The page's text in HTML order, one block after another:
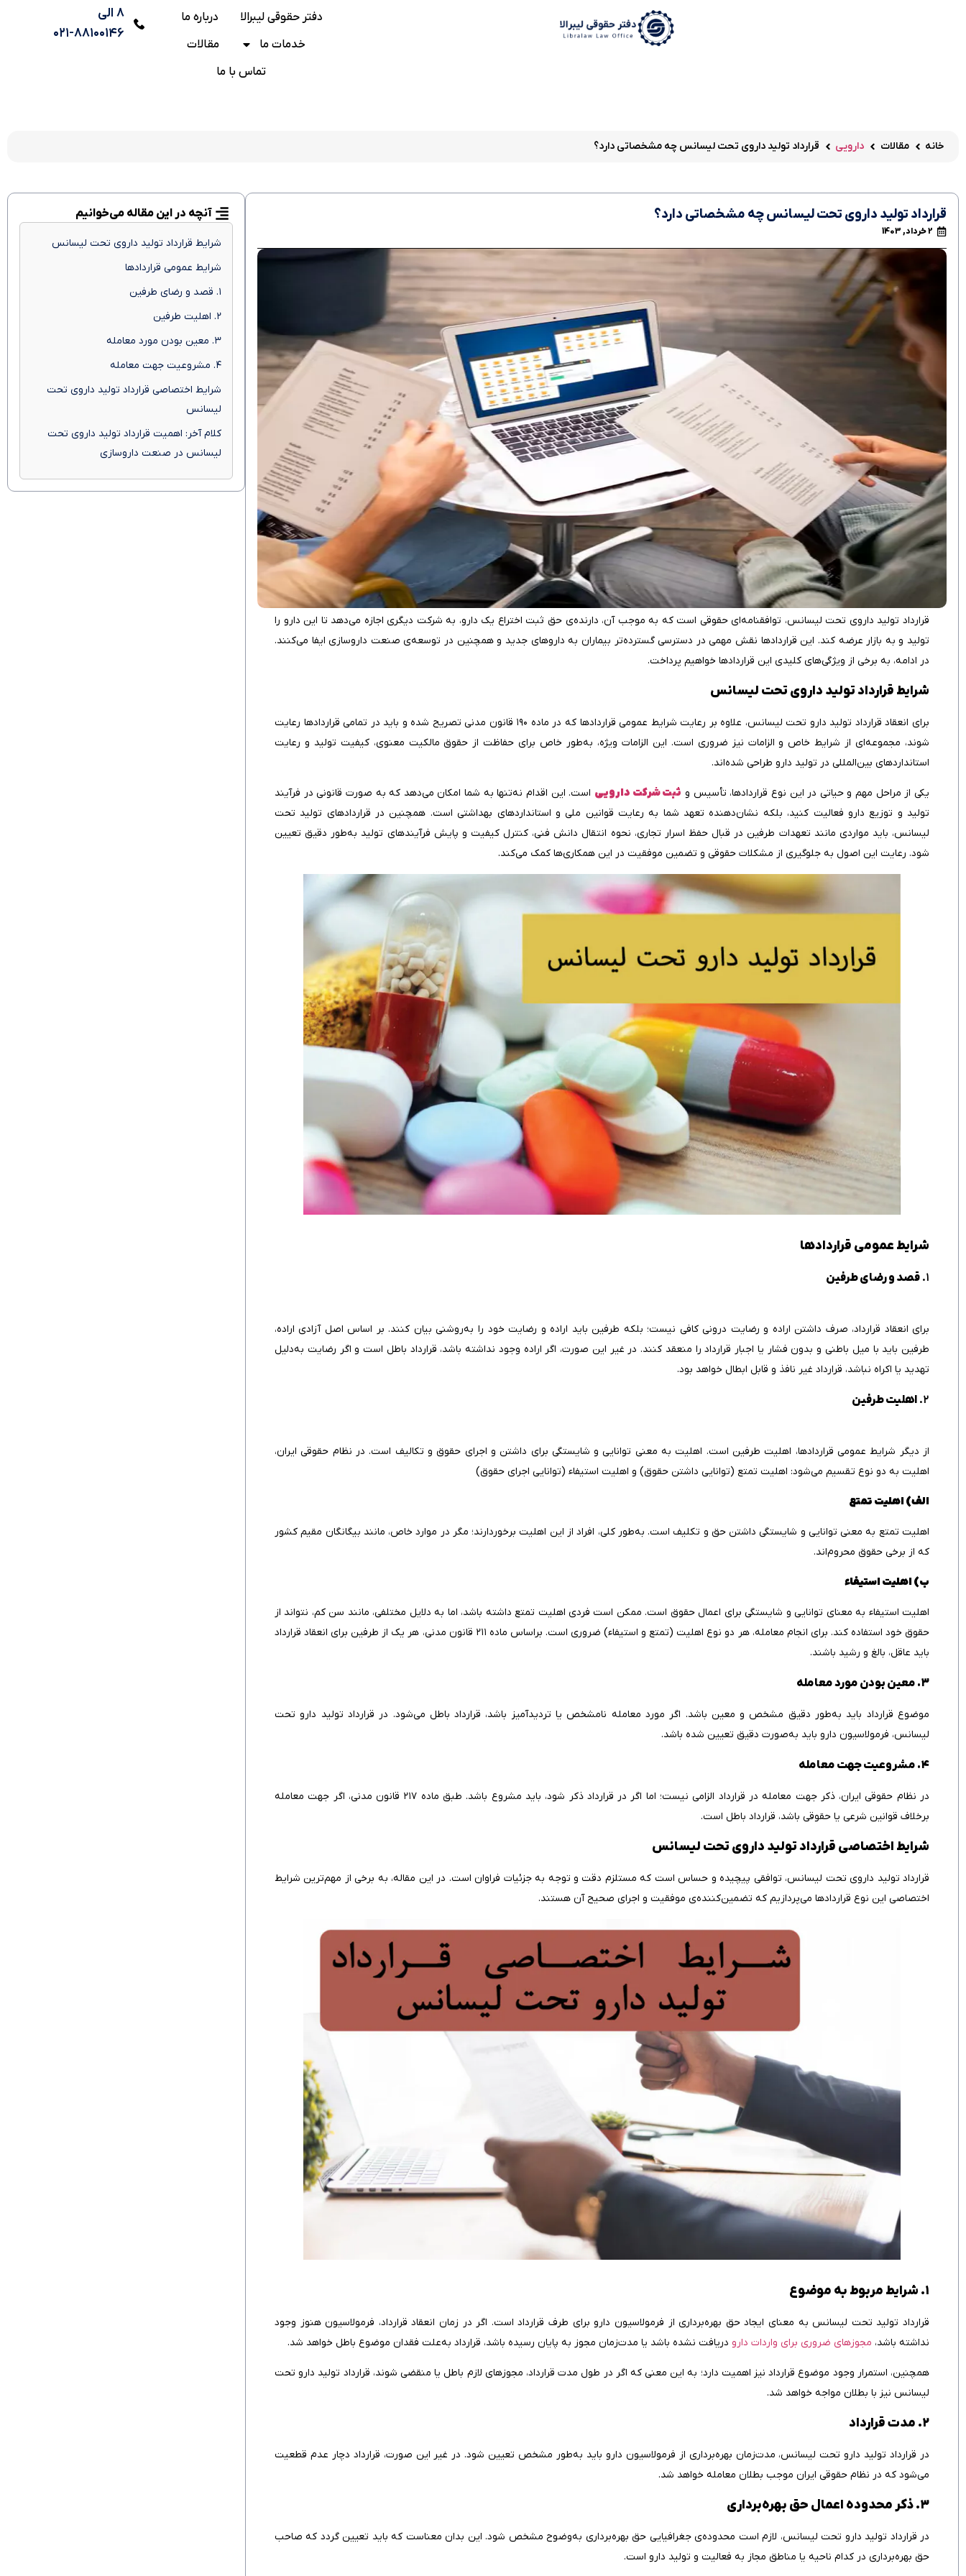
۸ الی
۸۸۱۰۰۱۴۶-۰۲۱
دفتر حقوقی لیبرالا
درباره ما
خدمات ما
مقالات
تماس با ما
خانه مقالات دارویی قرارداد تولید داروی تحت لیسانس چه مشخصاتی دارد؟
قرارداد تولید داروی تحت لیسانس چه مشخصاتی دارد؟
2 خرداد, 1403
قرارداد تولید داروی تحت لیسانس، توافقنامه‌ای حقوقی است که به موجب آن، دارنده‌ی حق ثبت اختراع یک دارو، به شرکت دیگری اجازه می‌دهد تا این دارو را
تولید و به بازار عرضه کند. این قراردادها نقش مهمی در دسترسی گسترده‌تر بیماران به داروهای جدید و همچنین در توسعه‌ی صنعت داروسازی ایفا می‌کنند.
در ادامه، به برخی از ویژگی‌های کلیدی این قراردادها خواهیم پرداخت.
شرایط قرارداد تولید داروی تحت لیسانس
برای انعقاد قرارداد تولید دارو تحت لیسانس، علاوه بر رعایت شرایط عمومی قراردادها که در ماده ۱۹۰ قانون مدنی تصریح شده و باید در تمامی قراردادها رعایت
شوند، مجموعه‌ای از شرایط خاص و الزامات نیز ضروری است. این الزامات ویژه، به‌طور خاص برای حفاظت از حقوق مالکیت معنوی، کیفیت تولید و رعایت
استانداردهای بین‌المللی در تولید دارو طراحی شده‌اند.
یکی از مراحل مهم و حیاتی در این نوع قراردادها، تأسیس و ثبت شرکت دارویی است. این اقدام نه‌تنها به شما امکان می‌دهد که به صورت قانونی در فرآیند
تولید و توزیع دارو فعالیت کنید، بلکه نشان‌دهنده تعهد شما به رعایت قوانین ملی و استانداردهای بهداشتی است. همچنین در قراردادهای تولید تحت
لیسانس، باید مواردی مانند تعهدات طرفین در قبال حفظ اسرار تجاری، نحوه انتقال دانش فنی، کنترل کیفیت و پایش فرآیندهای تولید به‌طور دقیق تعیین
شود. رعایت این اصول به جلوگیری از مشکلات حقوقی و تضمین موفقیت در این همکاری‌ها کمک می‌کند.
شرایط عمومی قراردادها
۱. قصد و رضای طرفین
برای انعقاد قرارداد، صرف داشتن اراده و رضایت درونی کافی نیست؛ بلکه طرفین باید اراده و رضایت خود را به‌روشنی بیان کنند. بر اساس اصل آزادی اراده،
طرفین باید با میل باطنی و بدون فشار یا اجبار قرارداد را منعقد کنند. در غیر این صورت، اگر اراده وجود نداشته باشد، قرارداد باطل است و اگر رضایت به‌دلیل
تهدید یا اکراه نباشد، قرارداد غیر نافذ و قابل ابطال خواهد بود.
۲. اهلیت طرفین
از دیگر شرایط عمومی قراردادها، اهلیت طرفین است. اهلیت به معنی توانایی و شایستگی برای داشتن و اجرای حقوق و تکالیف است. در نظام حقوقی ایران،
اهلیت به دو نوع تقسیم می‌شود: اهلیت تمتع (توانایی داشتن حقوق) و اهلیت استیفاء (توانایی اجرای حقوق)
الف) اهلیت تمتع
اهلیت تمتع به معنی توانایی و شایستگی داشتن حق و تکلیف است. به‌طور کلی، افراد از این اهلیت برخوردارند؛ مگر در موارد خاص، مانند بیگانگان مقیم کشور
که از برخی حقوق محروم‌اند.
ب) اهلیت استیفاء
اهلیت استیفاء به معنای توانایی و شایستگی برای اعمال حقوق است. ممکن است فردی اهلیت تمتع داشته باشد، اما به دلایل مختلفی، مانند سن کم، نتواند از
حقوق خود استفاده کند. برای انجام معامله، هر دو نوع اهلیت (تمتع و استیفاء) ضروری است. براساس ماده‌ ۲۱۱ قانون مدنی، هر یک از طرفین برای انعقاد قرارداد
باید عاقل، بالغ و رشید باشند.
۳. معین بودن مورد معامله
موضوع قرارداد باید به‌طور دقیق مشخص و معین باشد. اگر مورد معامله نامشخص یا تردیدآمیز باشد، قرارداد باطل می‌شود. در قرارداد تولید دارو تحت
لیسانس، فرمولاسیون دارو باید به‌صورت دقیق تعیین شده باشد.
۴. مشروعیت جهت معامله
در نظام حقوقی ایران، ذکر جهت معامله در قرارداد الزامی نیست؛ اما اگر در قرارداد ذکر شود، باید مشروع باشد. طبق ماده‌ ۲۱۷ قانون مدنی، اگر جهت معامله
برخلاف قوانین شرعی یا حقوقی باشد، قرارداد باطل است.
شرایط اختصاصی قرارداد تولید داروی تحت لیسانس
قرارداد تولید داروی تحت لیسانس، توافقی پیچیده و حساس است که مستلزم دقت و توجه به جزئیات فراوان است. در این مقاله، به برخی از مهم‌ترین شرایط
اختصاصی این نوع قراردادها می‌پردازیم که تضمین‌کننده‌ی موفقیت و اجرای صحیح آن هستند.
۱. شرایط مربوط به موضوع
قرارداد تولید تحت لیسانس به معنای ایجاد حق بهره‌برداری از فرمولاسیون دارو برای طرف قرارداد است. اگر در زمان انعقاد قرارداد، فرمولاسیون هنوز وجود
نداشته باشد، مجوزهای ضروري براي واردات دارو دریافت نشده باشد یا مدت‌زمان مجوز به پایان رسیده باشد، قرارداد به‌علت فقدان موضوع باطل خواهد شد.
همچنین، استمرار وجود موضوع قرارداد نیز اهمیت دارد؛ به این معنی که اگر در طول مدت قرارداد، مجوزهای لازم باطل یا منقضی شوند، قرارداد تولید دارو تحت
لیسانس نیز با بطلان مواجه خواهد شد.
۲. مدت قرارداد
در قرارداد تولید دارو تحت لیسانس، مدت‌زمان بهره‌برداری از فرمولاسیون دارو باید به‌طور مشخص تعیین شود. در غیر این صورت، قرارداد دچار عدم قطعیت
می‌شود که در نظام حقوقی ایران موجب بطلان معامله خواهد شد.
۳. ذکر محدوده‌ اعمال حق بهره‌برداری
در قرارداد تولید دارو تحت لیسانس، لازم است محدوده‌ی جغرافیایی حق بهره‌برداری به‌وضوح مشخص شود. این بدان معناست که باید تعیین گردد که صاحب
حق بهره‌برداری در کدام ناحیه یا مناطق مجاز به فعالیت و تولید دارو است.
آنچه در این مقاله می‌خوانیم
شرایط قرارداد تولید داروی تحت لیسانس
شرایط عمومی قراردادها
۱. قصد و رضای طرفین
۲. اهلیت طرفین
۳. معین بودن مورد معامله
۴. مشروعیت جهت معامله
شرایط اختصاصی قرارداد تولید داروی تحت
لیسانس
کلام آخر: اهمیت قرارداد تولید داروی تحت
لیسانس در صنعت داروسازی